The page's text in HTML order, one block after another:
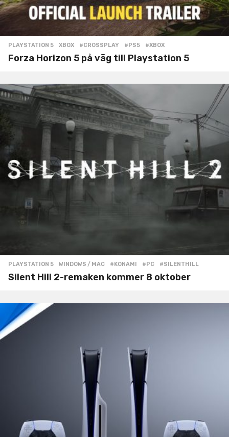
PLAYSTATION 5 ,XBOX #CROSSPLAY ,#PS5 ,#XBOX
Forza Horizon 5 på väg till Playstation 5
PLAYSTATION 5 ,WINDOWS / MAC #KONAMI ,#PC ,#SILENTHILL
Silent Hill 2-remaken kommer 8 oktober